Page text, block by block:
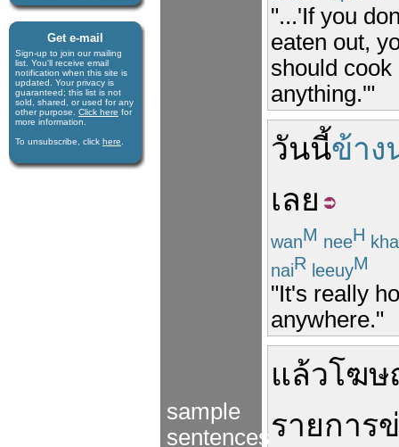
Get e-mail
Sign-up to join our mail­ing
list. You'll receive e­mail
notification when this site is
updated. Your privacy is
guaran­teed; this list is not
sold, shared, or used for any
other purpose. Click here for
more infor­mation.
To unsubscribe, click here
sample
sentences
"...'If you
eaten out,
should cook
anything.'"
วันนี้ข้าง
เลย
wanM neeH
naiR leeuyM
"It's really
anywhere."
แล้วโฆ
รายการ